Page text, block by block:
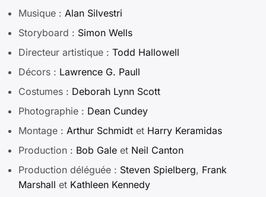
Musique : Alan Silvestri
Storyboard : Simon Wells
Directeur artistique : Todd Hallowell
Décors : Lawrence G. Paull
Costumes : Deborah Lynn Scott
Photographie : Dean Cundey
Montage : Arthur Schmidt et Harry Keramidas
Production : Bob Gale et Neil Canton
Production déléguée : Steven Spielberg, Frank
Marshall et Kathleen Kennedy